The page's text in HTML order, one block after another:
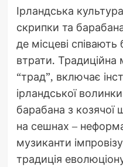
Ірландська
скрипки та
де місцеві
втрати. Традиційна
“трад”, включає
ірландської
барабана з козячої
на сешнах –
музиканти
традиція